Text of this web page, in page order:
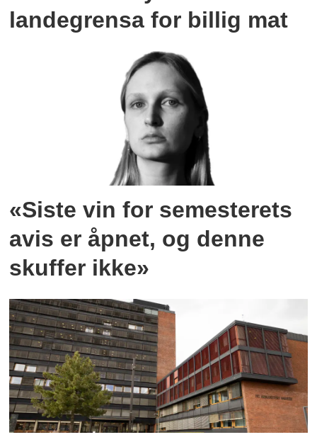
landegrensa for billig mat
«Siste vin for semesterets
avis er åpnet, og denne
skuffer ikke»